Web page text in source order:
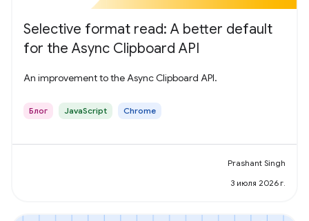
Selective format read: A better default
for the Async Clipboard API
An improvement to the Async Clipboard API.
Блог JavaScript Chrome
Prashant Singh
3 июля 2026 г.